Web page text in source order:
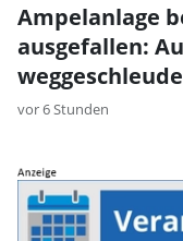
Ampelanlage
ausgefallen:
vor 6 Stunden